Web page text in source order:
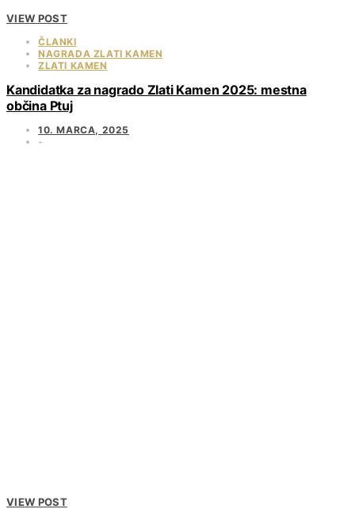
VIEW POST
ČLANKI
NAGRADA ZLATI KAMEN
ZLATI KAMEN
Kandidatka za nagrado Zlati Kamen 2025: mestna
občina Ptuj
10. MARCA, 2025
VIEW POST